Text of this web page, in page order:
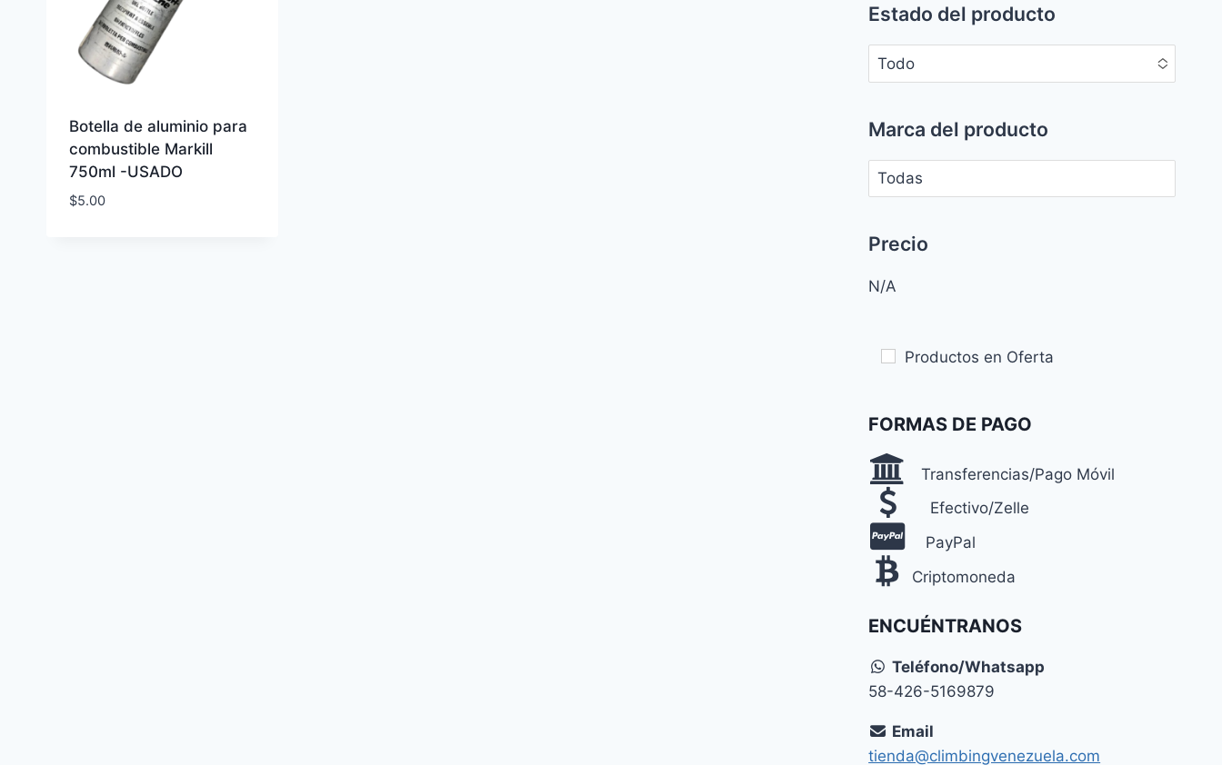
Botella de aluminio para
combustible Markill
750ml -USADO
$5.00
Estado del producto
Todo
Marca del producto
Precio
N/A
Productos en Oferta
FORMAS DE PAGO
Transferencias/Pago Móvil
Efectivo/Zelle
PayPal
Criptomoneda
ENCUÉNTRANOS
Teléfono/Whatsapp
58-426-5169879
Email
tienda@climbingvenezuela.com